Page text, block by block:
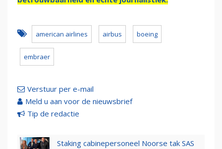
american airlines airbus boeing
embraer
Verstuur per e-mail
Meld u aan voor de nieuwsbrief
Tip de redactie
Staking cabinepersoneel Noorse tak SAS